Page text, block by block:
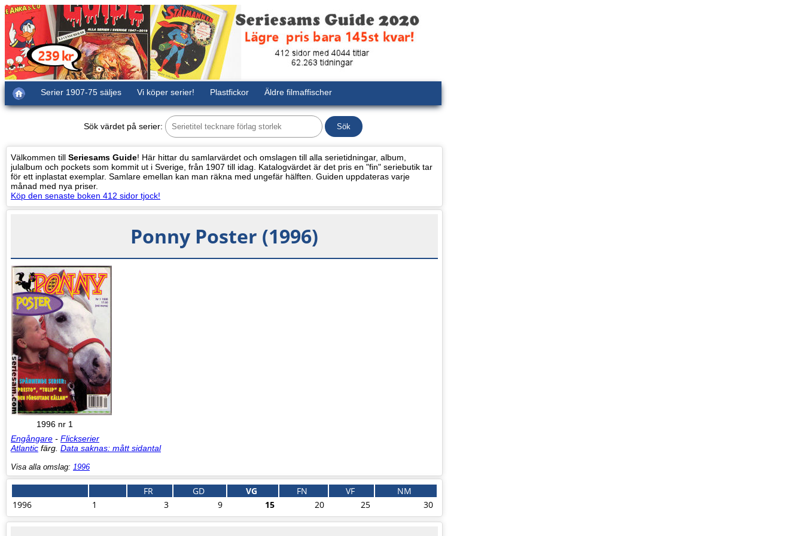
Serier 1907-75 säljes Vi köper serier! Plastfickor Äldre filmaffischer
Sök värdet på serier:
Välkommen till Seriesams Guide! Här hittar du samlarvärdet och omslagen till alla serietidningar, album,
julalbum och pockets som kommit ut i Sverige, från 1907 till idag. Katalogvärdet är det pris en "fin" seriebutik tar
för ett inplastat exemplar. Samlare emellan kan man räkna med ungefär hälften. Guiden uppdateras varje
månad med nya priser.
Köp den senaste boken 412 sidor tjock!
Ponny Poster (1996)
1996 nr 1
Engångare - Flickserier
Atlantic färg. Data saknas: mått sidantal
Visa alla omslag: 1996
FR GD VG FN VF
NM
1996
1 3 9 15 20 25 30